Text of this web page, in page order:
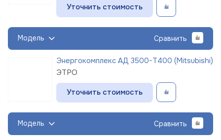
Уточнить стоимость
Модель Сравнить
Энергокомплекс АД 3500-Т400 (Mitsubishi)
ЭТРО
Уточнить стоимость
Модель Сравнить